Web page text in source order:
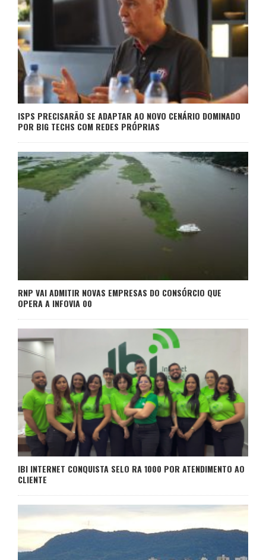
ISPS PRECISARÃO SE ADAPTAR AO NOVO CENÁRIO DOMINADO
POR BIG TECHS COM REDES PRÓPRIAS
RNP VAI ADMITIR NOVAS EMPRESAS DO CONSÓRCIO QUE
OPERA A INFOVIA 00
IBI INTERNET CONQUISTA SELO RA 1000 POR ATENDIMENTO AO
CLIENTE